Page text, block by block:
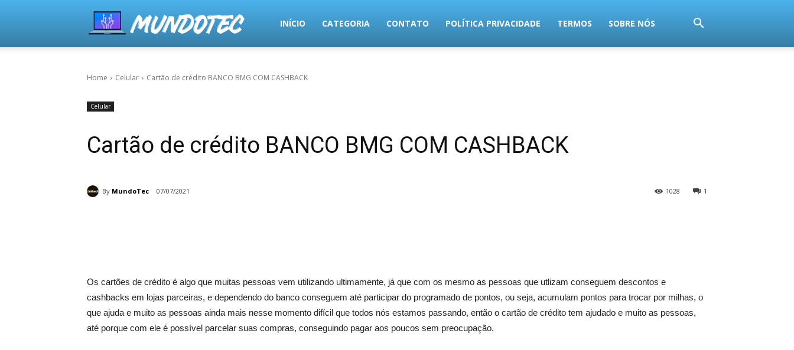
MundoTec
INÍCIO CATEGORIA CONTATO POLÍTICA PRIVACIDADE TERMOS SOBRE NÓS
Home Celular Cartão de crédito BANCO BMG COM CASHBACK
Celular
Cartão de crédito BANCO BMG COM CASHBACK
By MundoTec 07/07/2021 1
1028
Os cartões de crédito é algo que muitas pessoas vem utilizando ultimamente, já que com os mesmo as pessoas que utlizam conseguem descontos e
cashbacks em lojas parceiras, e dependendo do banco conseguem até participar do programado de pontos, ou seja, acumulam pontos para trocar por milhas, o
que ajuda e muito as pessoas ainda mais nesse momento difícil que todos nós estamos passando, então o cartão de crédito tem ajudado e muito as pessoas,
até porque com ele é possível parcelar suas compras, conseguindo pagar aos poucos sem preocupação.